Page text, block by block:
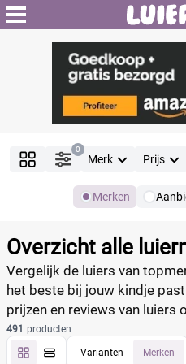
0
Merk Prijs
Merken
Filter
Merk
Overzicht alle
Vergelijk de luiers van
het beste bij jouw kindje
prijzen en reviews van luiers
Producten
491 producten
Varianten Merken